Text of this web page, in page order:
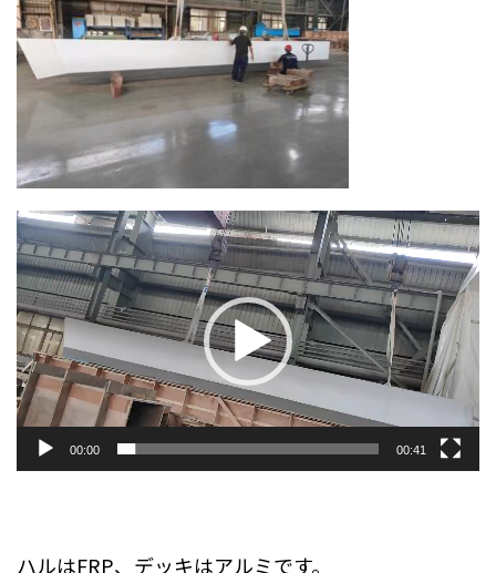
動
画
プ
レ
ー
ヤ
ー
00:00 00:41
ハルはFRP、デッキはアルミです。